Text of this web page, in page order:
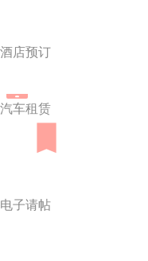
酒店预订
汽车租赁
电子请帖